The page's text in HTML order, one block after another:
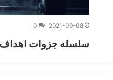
2021-09-08
0
سلسله جزوات اهداف